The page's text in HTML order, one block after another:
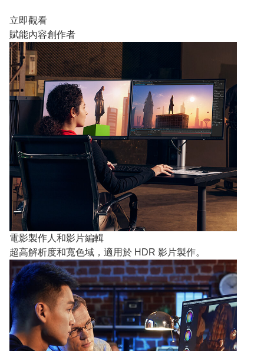
立即觀看
賦能內容創作者
電影製作人和影片編輯
超高解析度和寬色域，適用於 HDR 影片製作。